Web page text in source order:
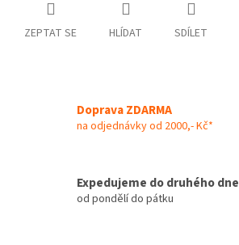
ZEPTAT SE HLÍDAT SDÍLET
Doprava ZDARMA
na odjednávky od 2000,- Kč*
Expedujeme do druhého dne
od pondělí do pátku